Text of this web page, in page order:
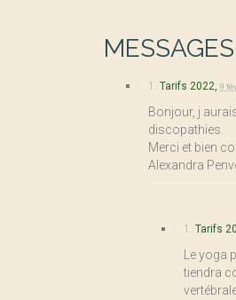
MESSAGES
1. Tarifs 2022, 9
Bonjour, j
discopathies.
Merci et bien
Alexandra
1. Tarifs
Le
tiendra